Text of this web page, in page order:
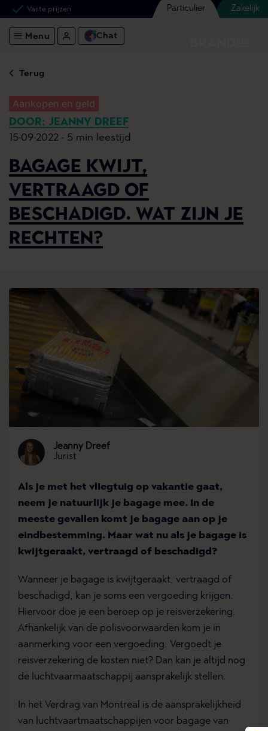
Vaste prijzen Particulier Zakelijk
Menu Chat
Terug
Aankopen en geld
DOOR: JEANNY DREEF
15-09-2022 - 5 min leestijd
BAGAGE KWIJT,
VERTRAAGD OF
BESCHADIGD. WAT ZIJN JE
RECHTEN?
Jeanny Dreef
Jurist
Als je met het vliegtuig op vakantie gaat,
neem je natuurlijk je bagage mee. In de
meeste gevallen komt je bagage aan op je
eindbestemming. Maar wat nu als je bagage is
kwijtgeraakt, vertraagd of beschadigd?
Wanneer je bagage is kwijtgeraakt, vertraagd of
beschadigd, kan je soms een vergoeding krijgen.
Hiervoor doe je een beroep op je reisverzekering.
Afhankelijk van de polisvoorwaarden kom je in
aanmerking voor een vergoeding. Vergoedt je
reisverzekering de kosten niet? Dan kan je altijd nog
de luchtvaarmaatschappij aansprakelijk stellen.
In het Verdrag van Montreal is de aansprakelijkheid
van luchtvaartmaatschappijen voor bagage van